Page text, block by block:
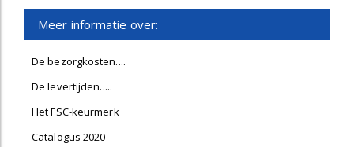
Meer informatie over:
De bezorgkosten....
De levertijden.....
Het FSC-keurmerk
Catalogus 2020